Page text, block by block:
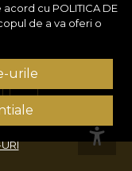
acord cu POLITICA DE
de a va oferi o
urile